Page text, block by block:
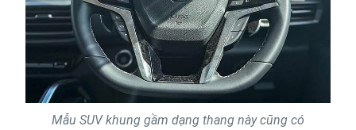
Mẫu SUV khung gầm dạng thang này cũng có